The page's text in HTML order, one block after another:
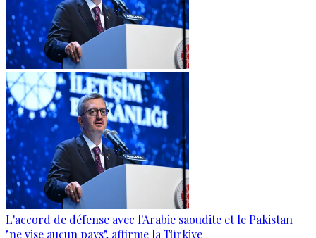
L'accord de défense avec l'Arabie saoudite et le Pakistan
"ne vise aucun pays", affirme la Türkiye